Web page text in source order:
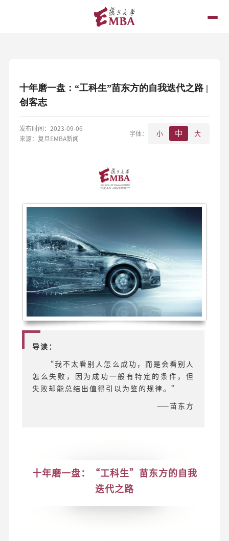
十年磨一盘：“工科生”苗东方的自我迭代之路 |
创客志
发布时间：2023-09-06
来源：复旦EMBA新闻
字体： 小 中 大
导读：
“我不太看别人怎么成功，而是会看别人
怎么失败，因为成功一般有特定的条件，但
失败却能总结出值得引以为鉴的规律。”
——苗东方
十年磨一盘：“工科生”苗东方的自我
迭代之路